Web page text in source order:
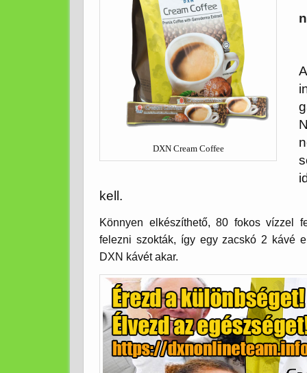
DXN Cream Coffee
kell.
Könnyen elkészíthető, 80 fokos vízzel
felezni szokták, így egy zacskó 2 kávé
DXN kávét akar.